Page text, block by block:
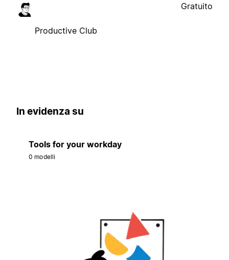
Productive Club
Gratuito
In evidenza su
Tools for your workday
0 modelli